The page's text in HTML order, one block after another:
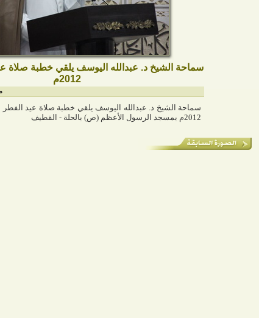
2012م
2012م بمسجد الرسول الأعظم (ص) بالحلة - القطيف